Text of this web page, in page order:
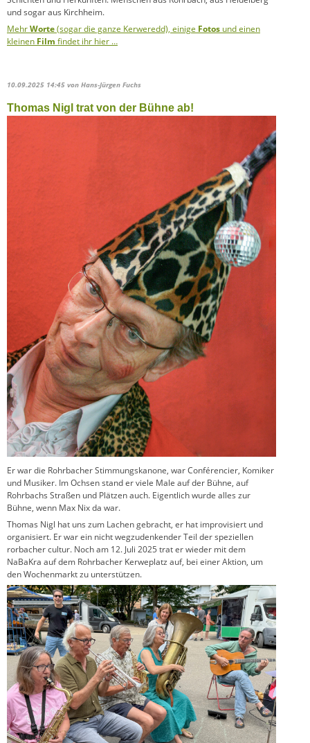
und sogar aus Kirchheim.
MehrWorte(sogar die ganze Kerweredd), einige Fotos und einen
kleinen Film findet ihr hier …
10.09.2025 14:45 von Hans-Jürgen Fuchs
Thomas Nigl trat von der Bühne ab!
Er war die Rohrbacher Stimmungskanone, war Conférencier, Komiker
und Musiker. Im Ochsen stand er viele Male auf der Bühne, auf
Rohrbachs Straßen und Plätzen auch. Eigentlich wurde alles zur
Bühne, wenn Max Nix da war.
Thomas Nigl hat uns zum Lachen gebracht, er hat improvisiert und
organisiert. Er war ein nicht wegzudenkender Teil der speziellen
rorbacher cultur. Noch am 12. Juli 2025 trat er wieder mit dem
NaBaKra auf dem Rohrbacher Kerweplatz auf, bei einer Aktion, um
den Wochenmarkt zu unterstützen.